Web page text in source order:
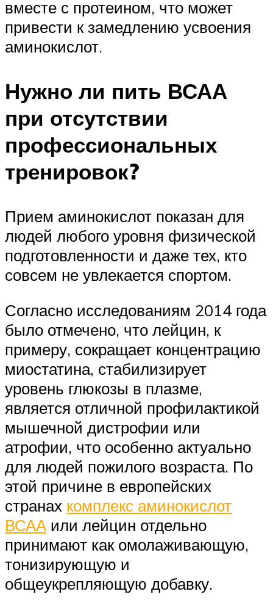
вместе с протеином, что может
привести к замедлению усвоения
аминокислот.
Нужно ли пить ВСАА
при отсутствии
профессиональных
тренировок?
Прием аминокислот показан для
людей любого уровня физической
подготовленности и даже тех, кто
совсем не увлекается спортом.
Согласно исследованиям 2014 года
было отмечено, что лейцин, к
примеру, сокращает концентрацию
миостатина, стабилизирует
уровень глюкозы в плазме,
является отличной профилактикой
мышечной дистрофии или
атрофии, что особенно актуально
для людей пожилого возраста. По
этой причине в европейских
странах комплекс аминокислот
ВСАА или лейцин отдельно
принимают как омолаживающую,
тонизирующую и
общеукрепляющую добавку.